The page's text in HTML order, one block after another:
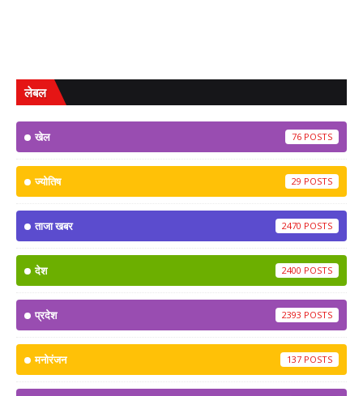
लेबल
खेल 76
ज्योतिष 29
ताजा खबर 2470
देश 2400
प्रदेश 2393
मनोरंजन 137